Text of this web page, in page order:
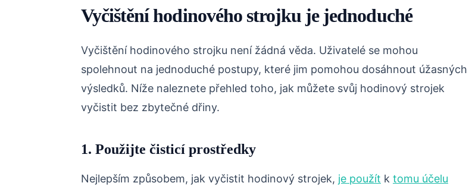
Vyčištění hodinového strojku je jednoduché
Vyčištění hodinového strojku není žádná věda. Uživatelé se mohou
spolehnout na jednoduché postupy, které jim pomohou dosáhnout úžasných
výsledků. Níže naleznete přehled toho, jak můžete svůj hodinový strojek
vyčistit bez zbytečné dřiny.
1. Použijte čisticí prostředky
Nejlepším způsobem, jak vyčistit hodinový strojek, je použít k tomu účelu